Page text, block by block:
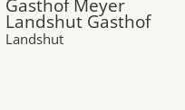
Gasthof Meyer
Landshut Gasthof
Landshut